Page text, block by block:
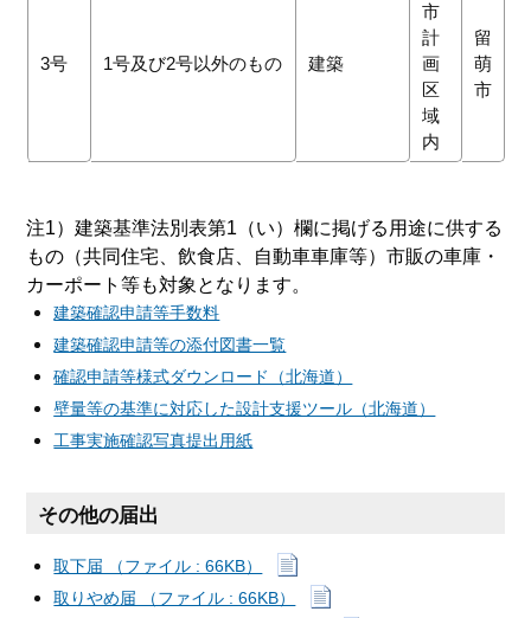
3号 1号及び2号以外のもの 建築
市
計
画
区
域
内
留
萌
市
注1）建築基準法別表第1（い）欄に掲げる用途に供する
もの（共同住宅、飲食店、自動車車庫等）市販の車庫・
カーポート等も対象となります。
建築確認申請等手数料
建築確認申請等の添付図書一覧
確認申請等様式ダウンロード（北海道）
壁量等の基準に対応した設計支援ツール（北海道）
工事実施確認写真提出用紙
その他の届出
取下届 （ファイル : 66KB）
取りやめ届 （ファイル : 66KB）